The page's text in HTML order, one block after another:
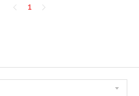
페
1